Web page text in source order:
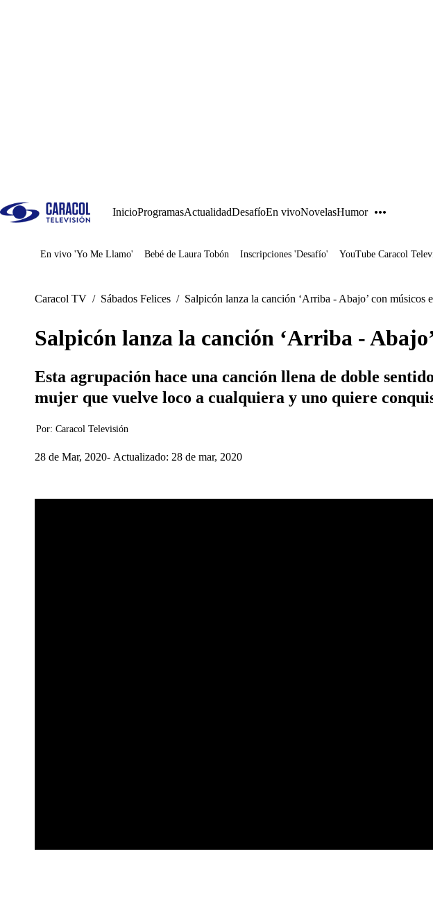
InicioProgramasActualidadDesafíoEn vivoNovelasHumor
Juegos
En vivo 'Yo Me Llamo' Bebé de Laura Tobón Inscripciones 'Desafío' YouTube Caracol
Caracol TV / Sábados Felices / Salpicón lanza la canción ‘Arriba - Abajo’ con músicos
Salpicón lanza la canción ‘Arriba -
Esta agrupación hace una canción llena de doble
mujer que vuelve loco a cualquiera y uno quiere
Por: Caracol Televisión
28 de Mar, 2020 Actualizado: 28 de mar, 2020